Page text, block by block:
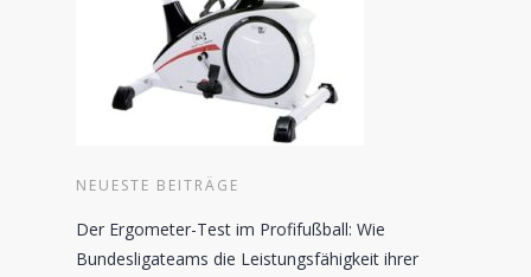
NEUESTE BEITRÄGE
Der Ergometer-Test im Profifußball: Wie
Bundesligateams die Leistungsfähigkeit ihrer